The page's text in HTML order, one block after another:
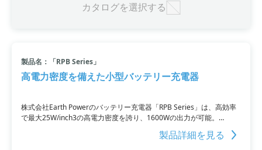
カタログを選択する
製品名：「RPB Series」
高電力密度を備えた小型バッテリー充電器
株式会社Earth Powerのバッテリー充電器「RPB Series」は、高効率
で最大25W/inch3の高電力密度を誇り、1600Wの出力が可能。
PMBusやCANBusを使用することで、リチウムイオン電池など他の電
池にも対応しています。保護回路機能も内蔵されており、安全かつ安
製品詳細を見る